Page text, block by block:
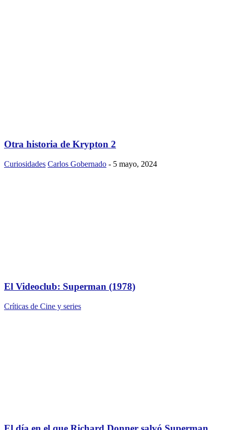
Otra historia de Krypton 2
Curiosidades Carlos Gobernado - 5 mayo, 2024
El Videoclub: Superman (1978)
Críticas de Cine y series